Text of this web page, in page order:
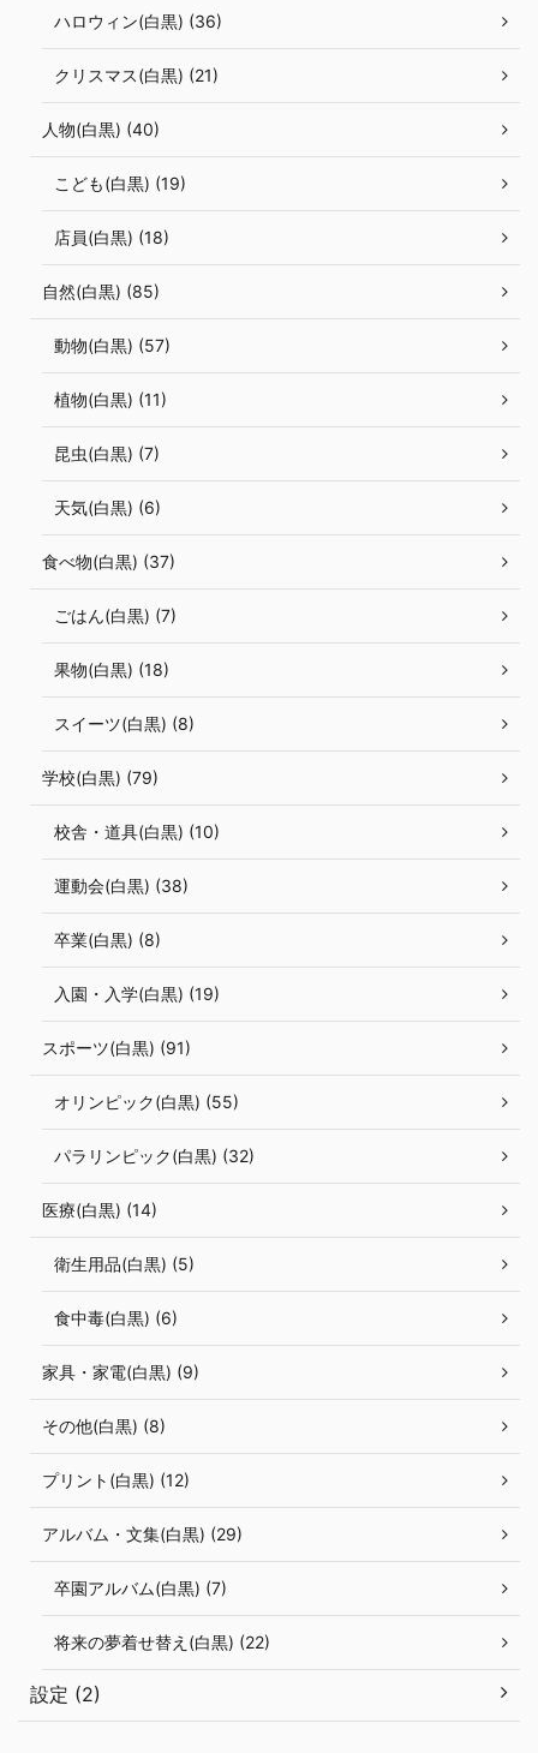
ハロウィン(白黒) (36)
クリスマス(白黒) (21)
人物(白黒) (40)
こども(白黒) (19)
店員(白黒) (18)
自然(白黒) (85)
動物(白黒) (57)
植物(白黒) (11)
昆虫(白黒) (7)
天気(白黒) (6)
食べ物(白黒) (37)
ごはん(白黒) (7)
果物(白黒) (18)
スイーツ(白黒) (8)
学校(白黒) (79)
校舎・道具(白黒) (10)
運動会(白黒) (38)
卒業(白黒) (8)
入園・入学(白黒) (19)
スポーツ(白黒) (91)
オリンピック(白黒) (55)
パラリンピック(白黒) (32)
医療(白黒) (14)
衛生用品(白黒) (5)
食中毒(白黒) (6)
家具・家電(白黒) (9)
その他(白黒) (8)
プリント(白黒) (12)
アルバム・文集(白黒) (29)
卒園アルバム(白黒) (7)
将来の夢着せ替え(白黒) (22)
設定 (2)